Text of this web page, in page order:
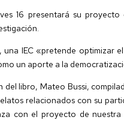
16 presentará su
IEC «pretende optimizar
un aporte a la
del libro, Mateo Bussi,
relacionados con su
con el proyecto de